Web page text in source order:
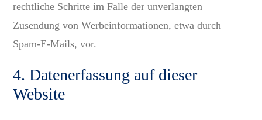
rechtliche Schritte im Falle der unverlangten
Zusendung von Werbeinformationen, etwa durch
Spam-E-Mails, vor.
4. Datenerfassung auf dieser
Website